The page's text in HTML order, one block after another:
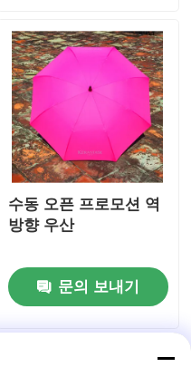
수동 오픈 프로모션 역
방향 우산
문의 보내기